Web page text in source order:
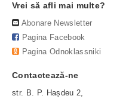
Vrei să afli mai multe?
Abonare Newsletter
Pagina Facebook
Pagina Odnoklassniki
Contactează-ne
str. B. P. Hașdeu 2,